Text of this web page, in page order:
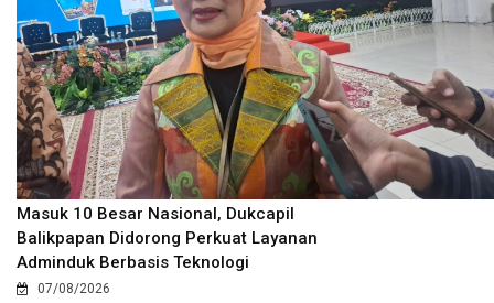
Masuk 10 Besar Nasional, Dukcapil
Balikpapan Didorong Perkuat Layanan
Adminduk Berbasis Teknologi
07/08/2026